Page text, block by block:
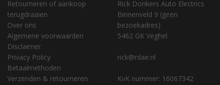
Retourneren of aankoop
terugdraaien
Over ons
Algemene voorwaarden
Disclaimer
Privacy Policy
Betaalmethoden
Verzenden & retourneren
Rick Donkers Auto Electrics
Binnenveld 9 (geen
bezoekadres)
5462 GK Veghel
rick@rdae.nl
KvK nummer: 16067342